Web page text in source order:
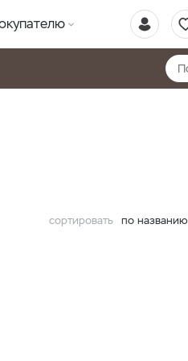
сортировать по названию